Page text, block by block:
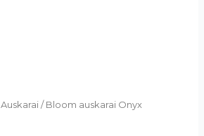
Auskarai/ Bloom auskarai Onyx